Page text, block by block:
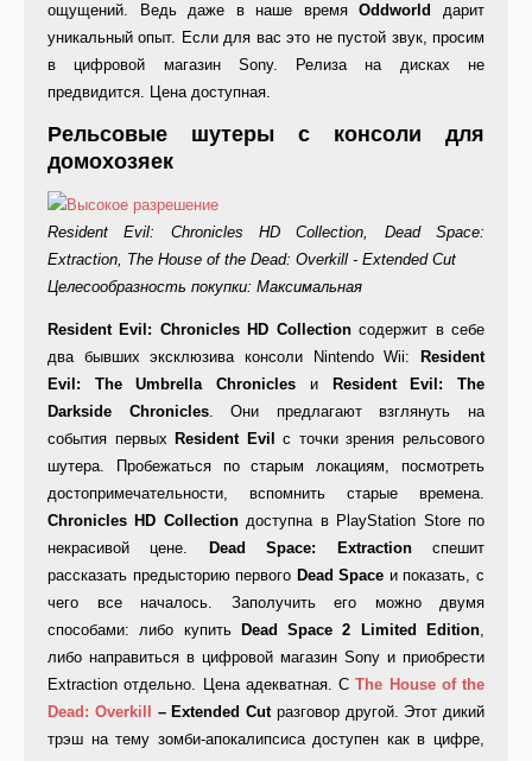
ощущений. Ведь даже в наше времяOddworldдарит
уникальный опыт. Если для вас это не пустой звук, просим
в цифровой магазин Sony. Релиза на дисках не
предвидится. Цена доступная.
Рельсовые шутеры с консоли для
домохозяек
Resident Evil: Chronicles HD Collection, Dead Space:
Extraction, The House of the Dead: Overkill - Extended Cut
Целесообразность покупки: Максимальная
Resident Evil: Chronicles HD Collectionсодержит в себе
два бывших эксклюзива консоли Nintendo Wii:
Resident
Evil: The Umbrella Chronicles и
Resident Evil: The
Darkside Chronicles. Они предлагают взглянуть на
события первых Resident Evil
с точки зрения рельсового
шутера. Пробежаться по старым локациям, посмотреть
достопримечательности, вспомнить старые времена.
Chronicles HD Collectionдоступна в PlayStation Store по
некрасивой цене.
Dead Space: Extractionспешит
рассказать предысторию первого Dead Space и показать, с
чего все началось. Заполучить его можно двумя
способами: либо купить
Dead Space 2 Limited Edition,
либо направиться в цифровой магазин Sony и приобрести
Extraction отдельно. Цена адекватная. СThe House of the
Dead: Overkill
– Extended Cutразговор другой. Этот дикий
трэш на тему зомби-апокалипсиса доступен как в цифре,